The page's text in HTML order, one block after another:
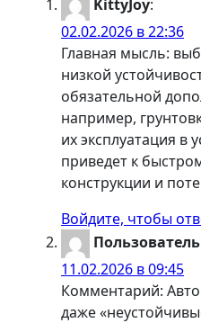
KittyJoy:
02.02.2026 в 22:36
Главная мысль:
низкой
обязательной
например,
их эксплуатация в
приведет к
конструкции и
Войдите, чтобы
11.02.2026 в 09:45
Комментарий:
даже